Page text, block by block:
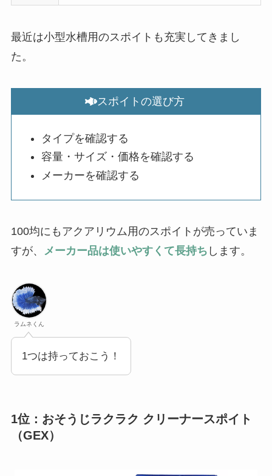
最近は小型水槽用のスポイトも充実してきまし
た。
スポイトの選び方
タイプを確認する
容量・サイズ・価格を確認する
メーカーを確認する
100均にもアクアリウム用のスポイトが売っていま
すが、 メーカー品は使いやすくて長持ち します。
ラムネくん
1つは持っておこう！
1位：おそうじラクラク クリーナースポイト
（GEX）